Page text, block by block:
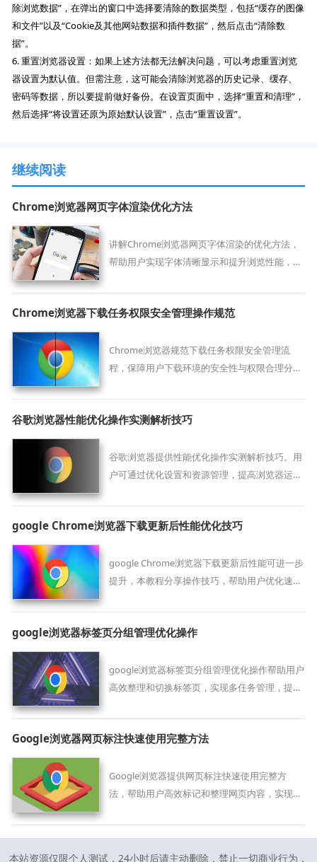
除浏览数据”，在弹出的窗口中选择要清除的数据类型，包括“缓存的图像
和文件”以及“Cookie及其他网站数据和插件数据”，然后点击“清除数
据”。
6. 重置浏览器设置：如果上述方法都无法解决问题，可以考虑重置浏览
器设置为默认值。但需注意，这可能会清除浏览器的历史记录、缓存、
密码等数据，所以要提前做好备份。在设置页面中，选择“重置和清理”，
然后选择“将设置还原为原始默认设置”，点击“重置设置”。
继续阅读
Chrome浏览器网页字体渲染优化方法
讲解Chrome浏览器网页字体渲染的优化方法，
帮助用户实现字体清晰显示和提升浏览性能，改
Chrome浏览器下载任务权限安全管理操作规范
Chrome浏览器规范下载任务权限安全管理流
程，保障用户下载环境的安全性与权限合理分
谷歌浏览器性能优化操作实测解析技巧
谷歌浏览器提供性能优化操作实测解析技巧。用
户可通过优化设置和资源管理，提高浏览器运行
google Chrome浏览器下载更新后性能优化技巧
google Chrome浏览器下载更新后性能可进一步
提升，本教程分享操作技巧，帮助用户优化速度
google浏览器标签页分组管理优化操作
google浏览器标签页分组管理优化操作帮助用户
高效整理和切换标签页，实现多任务管理，提高
Google浏览器网页标注快速使用完整方法
Google浏览器提供网页标注快速使用完整方
法，帮助用户高效标记和整理网页内容，实现便
本站资源仅限个人测试，24小时后请主动删除，禁止一切商业行为，